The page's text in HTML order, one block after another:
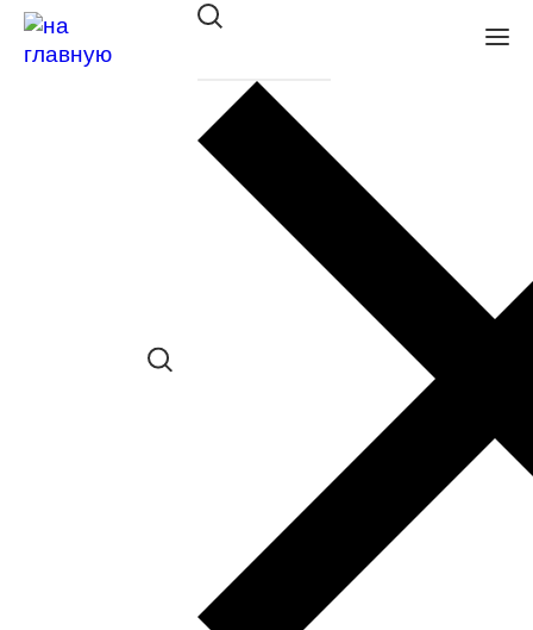
Оправа VENTO/VENTOE дет. VJ
в наличии (Больше 5 шт.) *наличие
товара в конкретном салоне
необходимо уточнять отдельно
Заказать примерку
Закажите понравившуюся модель